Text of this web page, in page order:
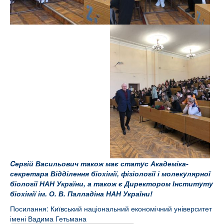
Cергій Васильович також має статус Академіка-
секретара Відділення біохімії, фізіології і молекулярної
біології НАН України, а також є Директором Інституту
біохімії ім. О. В. Палладіна НАН України!
Посилання: Київський національний економічний університет
імені Вадима Гетьмана